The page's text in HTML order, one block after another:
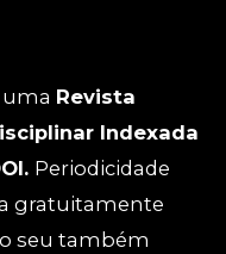
uma Revista
Indexada
Periodicidade
gratuitamente
seu também